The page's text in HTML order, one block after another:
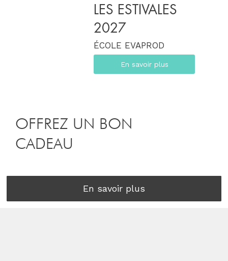
En savoir plus
OFFREZ UN BON
CADEAU
LES ESTIVALES
2027
ÉCOLE EVAPROD
En savoir plus